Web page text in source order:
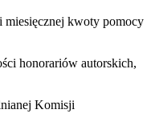
kwoty pomocy
honorariów autorskich,
Komisji